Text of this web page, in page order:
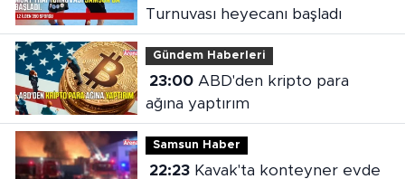
Turnuvası heyecanı başladı
Gündem Haberleri
23:00ABD'den kripto para
ağına yaptırım
Samsun Haber
22:23Kavak'ta konteyner evde